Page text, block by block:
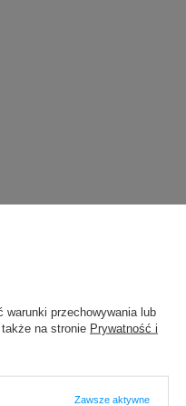
Brother P-touch
Brother P-touch
warunki przechowywania lub
na stronie Prywatność i
Zawsze aktywne